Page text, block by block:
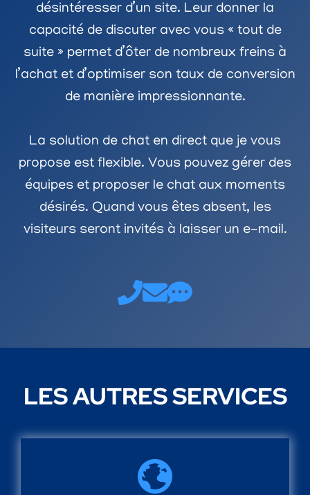
désintéresser d’un site. Leur donner la
capacité de discuter avec vous « tout de
suite » permet d’ôter de nombreux freins à
l’achat et d’optimiser son taux de conversion
de manière impressionnante.
La solution de chat en direct que je vous
propose est flexible. Vous pouvez gérer des
équipes et proposer le chat aux moments
désirés. Quand vous êtes absent, les
visiteurs seront invités à laisser un e-mail.
LES AUTRES SERVICES